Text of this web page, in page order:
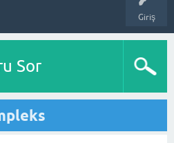
Giriş
Sor